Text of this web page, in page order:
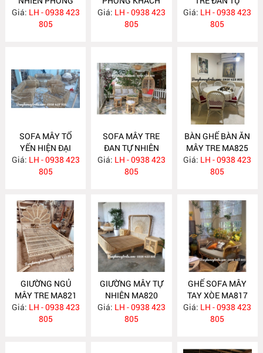
KHÁCH MA834
Giá: LH - 0938 423
805
HIỆN ĐẠI MA833
Giá: LH - 0938 423
805
NHIÊN MA832
Giá: LH - 0938 423
805
SOFA MÂY TỔ
YẾN HIỆN ĐẠI
MA831
Giá: LH - 0938 423
805
SOFA MÂY TRE
ĐAN TỰ NHIÊN
MA830
Giá: LH - 0938 423
805
BÀN GHẾ BÀN ĂN
MÂY TRE MA825
Giá: LH - 0938 423
805
GIƯỜNG NGỦ
MÂY TRE MA821
Giá: LH - 0938 423
805
GIƯỜNG MÂY TỰ
NHIÊN MA820
Giá: LH - 0938 423
805
GHẾ SOFA MÂY
TAY XÒE MA817
Giá: LH - 0938 423
805